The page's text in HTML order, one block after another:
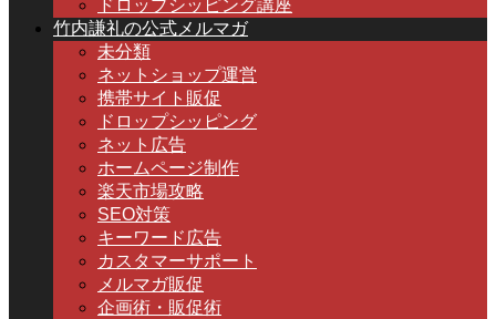
ドロップシッピング講座
竹内謙礼の公式メルマガ
未分類
ネットショップ運営
携帯サイト販促
ドロップシッピング
ネット広告
ホームページ制作
楽天市場攻略
SEO対策
キーワード広告
カスタマーサポート
メルマガ販促
企画術・販促術